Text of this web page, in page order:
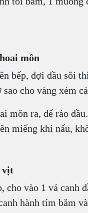
môn
bếp, đợi dầu sôi
cho vàng xém
môn ra, để ráo
miếng khi nấu,
vịt
cho vào 1 vá canh
hành tím băm